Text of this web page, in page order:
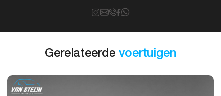
Gerelateerde voertuigen